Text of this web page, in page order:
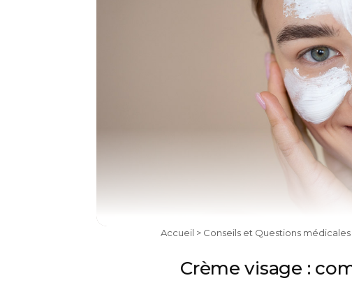
Accueil > Conseils et Questions médicales
Crème visage :